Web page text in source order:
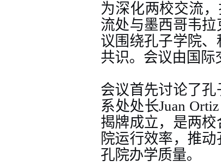
为深化两校交流
流处与墨西哥韦
议围绕孔子学院
共识。会议由国际
会议首先讨论了
系处处长Juan
揭牌成立，是两
院运行效率，推
孔院办学质量。